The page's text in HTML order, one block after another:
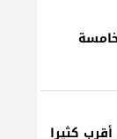
كثيرا